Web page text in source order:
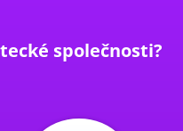
společnosti?